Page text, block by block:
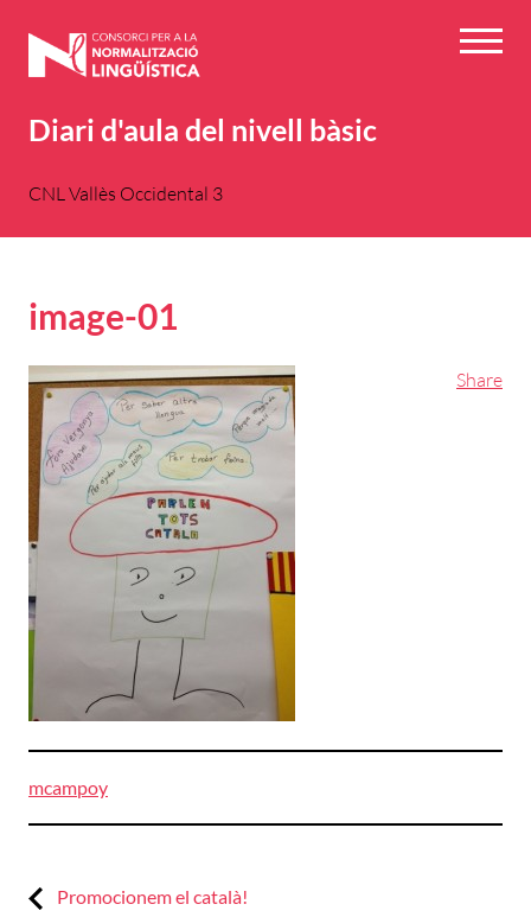
Diari d'aula del nivell bàsic
CNL Vallès Occidental 3
image-01
Share
mcampoy
Navegació
Previous:
Promocionem el català!